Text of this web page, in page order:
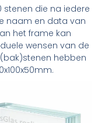
stenen die na iedere
naam en data van
het frame kan
wensen van de
hebben